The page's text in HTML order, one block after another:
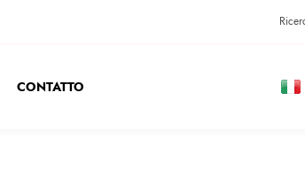
CONTATTO